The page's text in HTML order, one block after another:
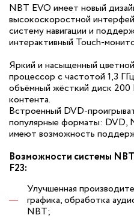
NBT EVO имеет новый
высокоскоростной
систему навигации и
интерактивный Touch-
Яркий и насыщенный
процессор с частотой 1,3
объёмный жёсткий диск 200
контента.
Встроенный DVD-
популярные форматы:
имеют возможность
Возможности системы
F23:
Улучшенная
графика, обработка
NBT;